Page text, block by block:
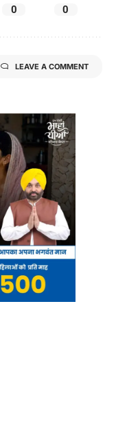
0 0
LEAVE A COMMENT